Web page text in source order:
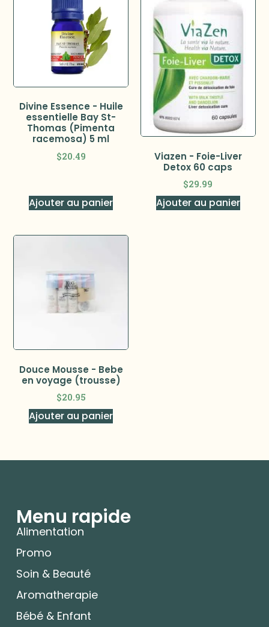
Divine Essence - Huile
essentielle Bay St-
Thomas (Pimenta
racemosa) 5 ml
$20.49
Ajouter au panier
Viazen - Foie-Liver
Detox 60 caps
$29.99
Ajouter au panier
Douce Mousse - Bebe
en voyage (trousse)
$20.95
Ajouter au panier
Menu rapide
Alimentation
Promo
Soin & Beauté
Aromatherapie
Bébé & Enfant